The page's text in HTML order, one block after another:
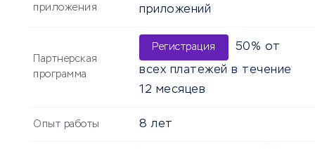
приложения
приложений
Партнерская
программа
Регистрация 50% от
всех платежей в течение
12 месяцев
Опыт работы 8 лет